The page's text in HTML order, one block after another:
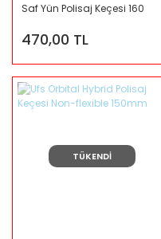
Saf Yün Polisaj Keçesi 160
470,00 TL
TÜKENDİ